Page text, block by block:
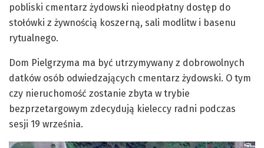
pobliski cmentarz żydowski nieodpłatny dostęp do
stołówki z żywnością koszerną, sali modlitw i basenu
rytualnego.
Dom Pielgrzyma ma być utrzymywany z dobrowolnych
datków osób odwiedzających cmentarz żydowski. O tym
czy nieruchomość zostanie zbyta w trybie
bezprzetargowym zdecydują kieleccy radni podczas
sesji 19 września.